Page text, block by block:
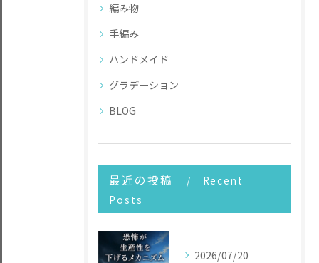
編み物
手編み
ハンドメイド
グラデーション
BLOG
最近の投稿
Recent
Posts
2026/07/20